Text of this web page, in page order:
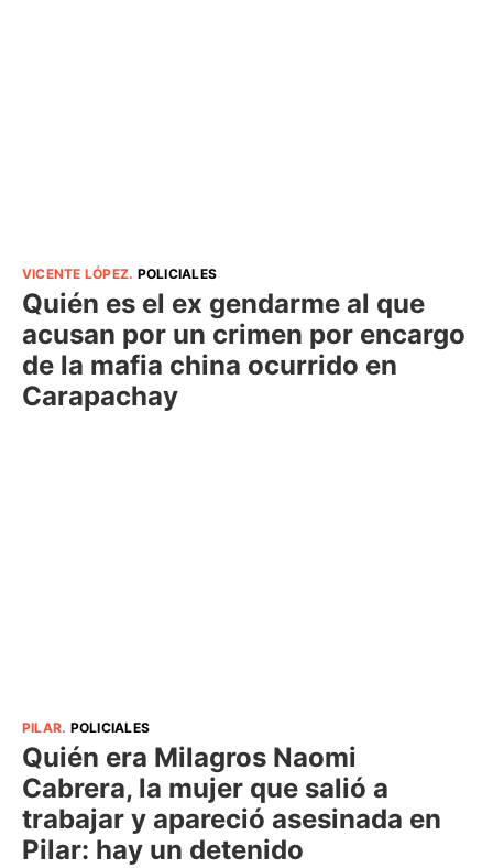
VICENTE LÓPEZ. POLICIALES
Quién es el ex gendarme al que
acusan por un crimen por encargo
de la mafia china ocurrido en
Carapachay
PILAR. POLICIALES
Quién era Milagros Naomi
Cabrera, la mujer que salió a
trabajar y apareció asesinada en
Pilar: hay un detenido